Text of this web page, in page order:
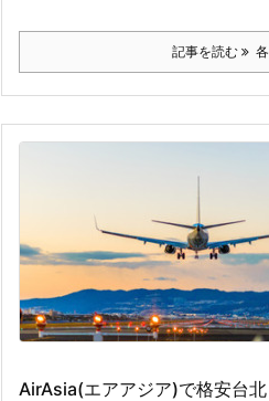
記事を読む
AirAsia(エアアジア)で格安台北